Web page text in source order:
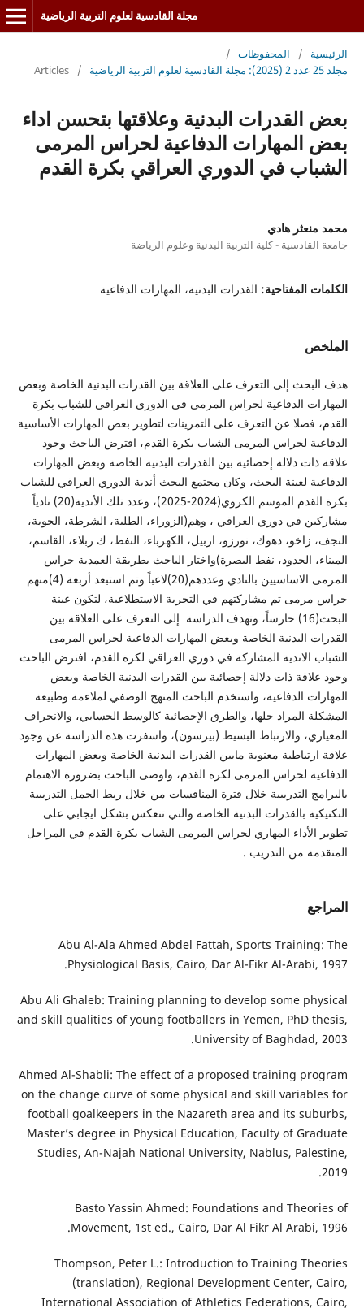
مجلة القادسية لعلوم التربية الرياضية
الرئيسية / المحفوظات /
مجلد 25 عدد 2 (2025): مجلة القادسية لعلوم التربية الرياضية
/
Articles
بعض القدرات البدنية وعلاقتها بتحسن اداء
بعض المهارات الدفاعية لحراس المرمى
الشباب في الدوري العراقي بكرة القدم
محمد منعثر هادي
جامعة القادسية - كلية التربية البدنية وعلوم الرياضة
الكلمات المفتاحية: القدرات البدنية، المهارات الدفاعية
الملخص
هدف البحث إلى التعرف على العلاقة بين القدرات البدنية الخاصة وبعض
المهارات الدفاعية لحراس المرمى في الدوري العراقي للشباب بكرة
القدم، فضلا عن التعرف على التمرينات لتطوير بعض المهارات الأساسية
الدفاعية لحراس المرمى الشباب بكرة القدم، افترض الباحث وجود
علاقة ذات دلالة إحصائية بين القدرات البدنية الخاصة وبعض المهارات
الدفاعية لعينة البحث، وكان مجتمع البحث أندية الدوري العراقي للشباب
بكرة القدم الموسم الكروي(2024-2025)، وعدد تلك الأندية(20) نادياً
مشاركين في دوري العراقي ، وهم(الزوراء، الطلبة، الشرطة، الجوية،
النجف، زاخو، دهوك، نورزو، اربيل، الكهرباء، النفط، ك ربلاء، القاسم،
الميناء، الحدود، نفط البصرة)واختار الباحث بطريقة العمدية حراس
المرمى الاساسيين بالنادي وعددهم(20)لاعباً وتم استبعد أربعة (4)منهم
حراس مرمى تم مشاركتهم في التجربة الاستطلاعية، لتكون عينة
البحث(16) حارساً، وتهدف الدراسة إلى التعرف على العلاقة بين
القدرات البدنية الخاصة وبعض المهارات الدفاعية لحراس المرمى
الشباب الاندية المشاركة في دوري العراقي لكرة القدم، افترض الباحث
وجود علاقة ذات دلالة إحصائية بين القدرات البدنية الخاصة وبعض
المهارات الدفاعية، واستخدم الباحث المنهج الوصفي لملاءمة وطبيعة
المشكلة المراد حلها، والطرق الإحصائية كالوسط الحسابي، والانحراف
المعياري، والارتباط البسيط (بيرسون)، واسفرت هذه الدراسة عن وجود
علاقة ارتباطية معنوية مابين القدرات البدنية الخاصة وبعض المهارات
الدفاعية لحراس المرمى لكرة القدم، واوصى الباحث بضرورة الاهتمام
بالبرامج التدريبية خلال فترة المنافسات من خلال ربط الجمل التدريبية
التكتيكية بالقدرات البدنية الخاصة والتي تنعكس بشكل ايجابي على
تطوير الأداء المهاري لحراس المرمى الشباب بكرة القدم في المراحل
المتقدمة من التدريب .
المراجع
Abu Al-Ala Ahmed Abdel Fattah, Sports Training: The
Physiological Basis, Cairo, Dar Al-Fikr Al-Arabi, 1997.
Abu Ali Ghaleb: Training planning to develop some physical
and skill qualities of young footballers in Yemen, PhD thesis,
University of Baghdad, 2003.
Ahmed Al-Shabli: The effect of a proposed training program
on the change curve of some physical and skill variables for
football goalkeepers in the Nazareth area and its suburbs,
Master’s degree in Physical Education, Faculty of Graduate
Studies, An-Najah National University, Nablus, Palestine,
2019.
Basto Yassin Ahmed: Foundations and Theories of
Movement, 1st ed., Cairo, Dar Al Fikr Al Arabi, 1996.
Thompson, Peter L.: Introduction to Training Theories
(translation), Regional Development Center, Cairo,
International Association of Athletics Federations, Cairo,